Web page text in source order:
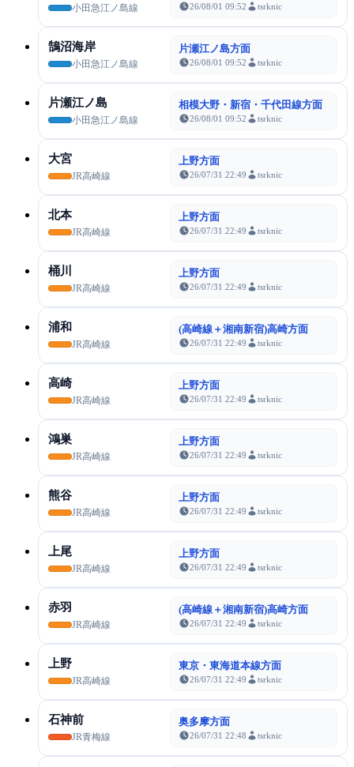
小田急江ノ島線 26/08/01 09:52 tsrknic
鵠沼海岸
小田急江ノ島線
片瀬江ノ島方面
26/08/01 09:52 tsrknic
片瀬江ノ島
小田急江ノ島線
相模大野・新宿・千代田線方面
26/08/01 09:52 tsrknic
大宮
JR高崎線
上野方面
26/07/31 22:49 tsrknic
北本
JR高崎線
上野方面
26/07/31 22:49 tsrknic
桶川
JR高崎線
上野方面
26/07/31 22:49 tsrknic
浦和
JR高崎線
(高崎線＋湘南新宿)高崎方面
26/07/31 22:49 tsrknic
高崎
JR高崎線
上野方面
26/07/31 22:49 tsrknic
鴻巣
JR高崎線
上野方面
26/07/31 22:49 tsrknic
熊谷
JR高崎線
上野方面
26/07/31 22:49 tsrknic
上尾
JR高崎線
上野方面
26/07/31 22:49 tsrknic
赤羽
JR高崎線
(高崎線＋湘南新宿)高崎方面
26/07/31 22:49 tsrknic
上野
JR高崎線
東京・東海道本線方面
26/07/31 22:49 tsrknic
石神前
JR青梅線
奥多摩方面
26/07/31 22:48 tsrknic